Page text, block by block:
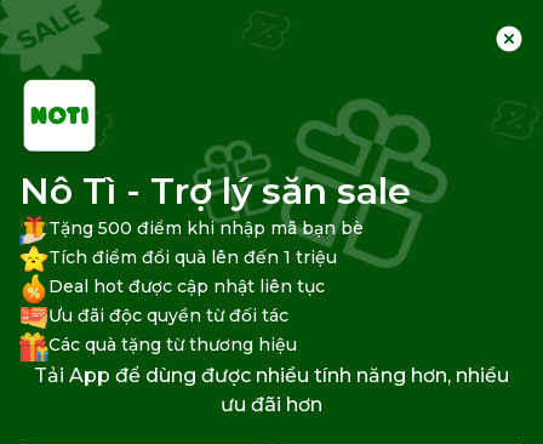
Trang chủ
Shopee
Tài khoản Shopee
Lỗi U02 Shopee là gì? Cách
khắc phục ra sao?
Bạn nhập mã giảm giá xong, bấm Thanh toán,
Nô Tì - Trợ lý săn sale
Tặng 500 điểm khi nhập mã bạn bè
Tích điểm đổi quà lên đến 1 triệu
Deal hot được cập nhật liên tục
Ưu đãi độc quyền từ đối tác
Các quà tặng từ thương hiệu
Tải App để dùng được nhiều tính năng hơn, nhiều
ưu đãi hơn